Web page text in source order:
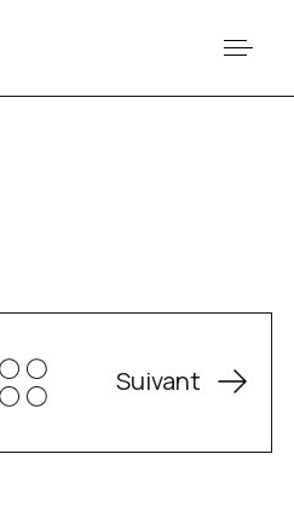
Suivant